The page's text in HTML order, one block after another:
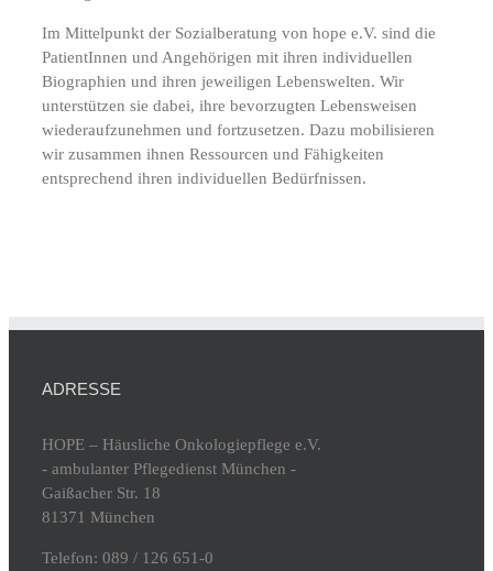
Im Mittelpunkt der Sozialberatung von hope e.V. sind die
PatientInnen und Angehörigen mit ihren individuellen
Biographien und ihren jeweiligen Lebenswelten. Wir
unterstützen sie dabei, ihre bevorzugten Lebensweisen
wiederaufzunehmen und fortzusetzen. Dazu mobilisieren
wir zusammen ihnen Ressourcen und Fähigkeiten
entsprechend ihren individuellen Bedürfnissen.
ADRESSE
HOPE – Häusliche Onkologiepflege e.V.
- ambulanter Pflegedienst München -
Gaißacher Str. 18
81371 München
Telefon: 089 / 126 651-0